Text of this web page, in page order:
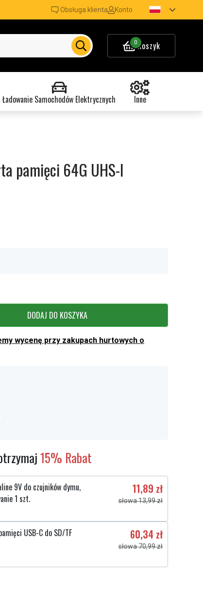
Obsługa klienta Konto
0Koszyk
Ładowanie Samochodów Elektrycznych Inne
pamięci 64G UHS-I
DODAJ DO KOSZYKA
wycenę przy zakupach hurtowych o
15% Rabat
9V do czujników dymu,
1 szt.
11,89 zł
słowa 13,99 zł
USB-C do SD/TF 60,34 zł
słowa 70,99 zł